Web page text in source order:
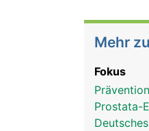
Mehr
Fokus
Prostata-